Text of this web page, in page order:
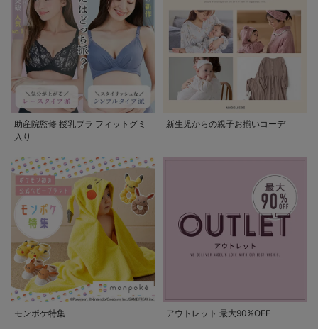
助産院監修 授乳ブラ フィットグミ
入り
新生児からの親子お揃いコーデ
モンポケ特集 アウトレット 最大90%OFF